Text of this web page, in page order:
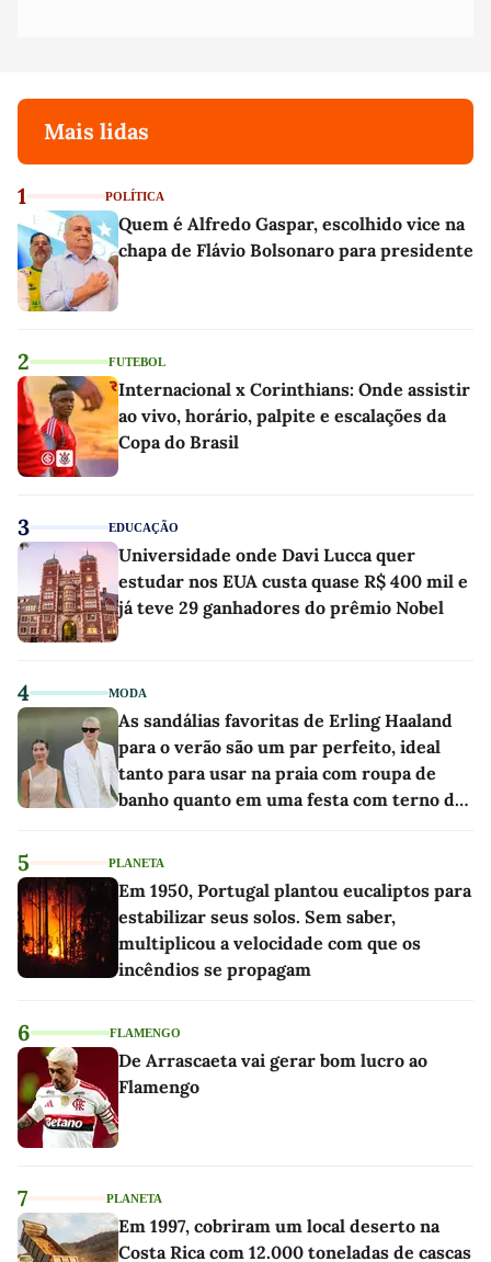
Mais lidas
1 POLÍTICA
Quem é Alfredo Gaspar, escolhido vice na
chapa de Flávio Bolsonaro para presidente
2 FUTEBOL
Internacional x Corinthians: Onde assistir
ao vivo, horário, palpite e escalações da
Copa do Brasil
3 EDUCAÇÃO
Universidade onde Davi Lucca quer
estudar nos EUA custa quase R$ 400 mil e
já teve 29 ganhadores do prêmio Nobel
4 MODA
As sandálias favoritas de Erling Haaland
para o verão são um par perfeito, ideal
tanto para usar na praia com roupa de
banho quanto em uma festa com terno de
5 PLANETA
Em 1950, Portugal plantou eucaliptos para
estabilizar seus solos. Sem saber,
multiplicou a velocidade com que os
incêndios se propagam
6 FLAMENGO
De Arrascaeta vai gerar bom lucro ao
Flamengo
7 PLANETA
Em 1997, cobriram um local deserto na
Costa Rica com 12.000 toneladas de cascas